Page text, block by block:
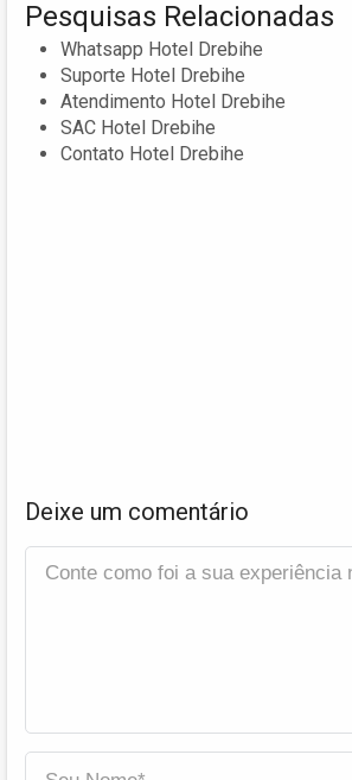
Pesquisas Relacionadas
Whatsapp Hotel Drebihe
Suporte Hotel Drebihe
Atendimento Hotel Drebihe
SAC Hotel Drebihe
Contato Hotel Drebihe
Deixe um comentário